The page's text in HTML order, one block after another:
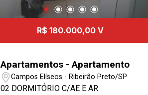
R$ 180.000,00 V
Apartamentos - Apartamento
Campos Elíseos - Ribeirão Preto/SP
02 DORMITÓRIO C/AE E AR